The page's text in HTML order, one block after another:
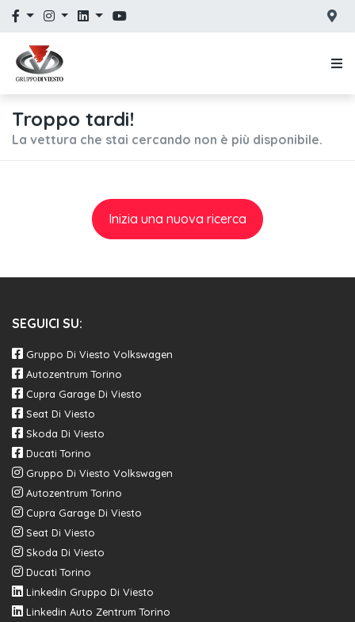
Troppo tardi!
La vettura che stai cercando non è più disponibile.
Inizia una nuova ricerca
SEGUICI SU:
Gruppo Di Viesto Volkswagen
Autozentrum Torino
Cupra Garage Di Viesto
Seat Di Viesto
Skoda Di Viesto
Ducati Torino
Gruppo Di Viesto Volkswagen
Autozentrum Torino
Cupra Garage Di Viesto
Seat Di Viesto
Skoda Di Viesto
Ducati Torino
Linkedin Gruppo Di Viesto
Linkedin Auto Zentrum Torino